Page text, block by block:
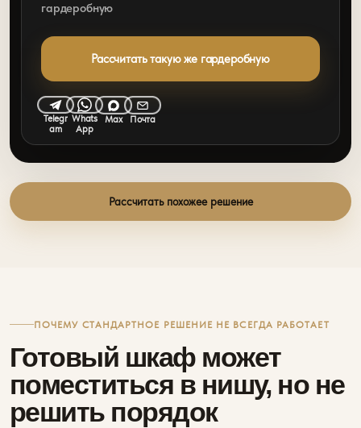
гардеробную
Рассчитать такую же гардеробную
Telegr
am
Whats
App
Max Почта
Рассчитать похожее решение
ПОЧЕМУ СТАНДАРТНОЕ РЕШЕНИЕ НЕ ВСЕГДА РАБОТАЕТ
Готовый шкаф может
поместиться в нишу, но не
решить порядок